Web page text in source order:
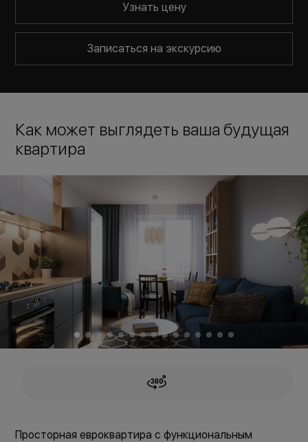
Узнать цену
Записаться на экскурсию
Как может выглядеть ваша будущая
квартира
Просторная евроквартира с функциональным